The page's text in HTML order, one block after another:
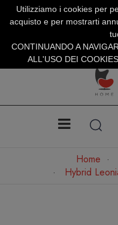
SERVIZIO
SUMMER
Home
Hybrid
Utilizziamo i cookies per
acquisto e per mostrarti
CONTINUANDO A
ALL'USO DEI